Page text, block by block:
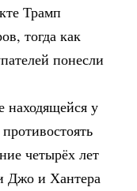
Трамп
тогда как
понесли
у
четырёх лет
Джо и Хантера